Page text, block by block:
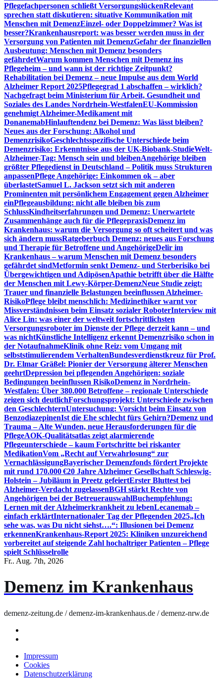
Pflegefachpersonen schließt VersorgungslückenRelevant
sprechen statt diskutieren: situative Kommunikation mit
Menschen mit DemenzEinzel- oder Doppelzimmer? Was ist
besser?Krankenhausreport: was besser werden muss in der
Versorgung von Patienten mit DemenzGefahr der finanziellen
Ausbeutung: Menschen mit Demenz besonders
gefährdetWarum kommen Menschen mit Demenz ins
Pflegeheim – und wann ist der richtige Zeitpunkt?
Rehabilitation bei Demenz – neue Impulse aus dem World
Alzheimer Report 2025Pflegegrad 1 abschaffen – wirklich?
Nachgefragt beim Ministerium für Arbeit, Gesundheit und
Soziales des Landes Nordrhein-WestfalenEU-Kommission
genehmigt Alzheimer-Medikament mit
DonanemabHinlauftendenz bei Demenz: Was lässt bleiben?
Neues aus der Forschung: Alkohol und
DemenzrisikoGeschlechtsspezifische Unterschiede beim
Demenzrisiko: Erkenntnisse aus der UK-Biobank-StudieWelt-
Alzheimer-Tag: Mensch sein und bleibenAngehörige bleiben
größter Pflegedienst in Deutschland – Politik muss Strukturen
anpassenPflege Angehörige: Einkommen ok – aber
überlastetSamuel L. Jackson setzt sich mit anderen
Prominenten mit persönlichem Engagement gegen Alzheimer
einPflegeausbildung: nicht alle bleiben bis zum
SchlussKindheitserfahrungen und Demenz: Unerwartete
Zusammenhänge auch für die PflegepraxisDemenz im
Krankenhaus: warum die Versorgung so oft scheitert und was
sich ändern mussRatgeberbuch Demenz: neues aus Forschung
und Therapie für Betroffene und AngehörigeDelir im
Krankenhaus – warum Menschen mit Demenz besonders
gefährdet sindMetformin senkt Demenz- und Sterberisiko bei
Übergewichtigen und AdipösenApathie betrifft über die Hälfte
der Menschen mit Lewy-Körper-DemenzNeue Studie zeigt:
Trauer und finanzielle Belastungen beeinflussen Alzheimer-
RisikoPflege bleibt menschlich: Medizinethiker warnt vor
Missverständnissen beim Einsatz sozialer RoboterInterview mit
Alice Lin: was einer der weltweit fortschrittlichsten
Versorgungsroboter im Dienste der Pflege derzeit kann – und
was nichtKünstliche Intelligenz erkennt Demenzrisiko schon in
der NotaufnahmeKlinik ohne Reiz: vom Umgang mit
selbststimulierendem VerhaltenBundesverdienstkreuz für Prof.
Dr. Elmar Gräßel: Pionier der Versorgung älterer Menschen
geehrtDepression bei pflegenden Angehörigen: soziale
Bedingungen beeinflussen RisikoDemenz in Nordrhein-
Westfalen: Über 380.000 Betroffene – regionale Unterschiede
zeigen sich deutlichForschungsprojekt: Unterschiede zwischen
den GeschlechternUntersuchung: Vorsicht beim Einsatz von
BenzodiazepinenIst die Ehe schlecht fürs Gehirn?Demenz und
Trauma – Alte Wunden, neue Herausforderungen für die
PflegeAOK-Qualitätsatlas zeigt alarmierende
Pflegeunterschiede – kaum Fortschritte bei riskanter
MedikationVom „Recht auf Verwahrlosung“ zur
VernachlässigungBayerischer Demenzfonds fördert Projekte
mit rund 170.000 €20 Jahre Alzheimer Gesellschaft Schleswig-
Holstein – Jubiläum in Preetz gefeiertErster Bluttest bei
Alzheimer-Verdacht zugelassenBGH stärkt Rechte von
Angehörigen bei der BetreuerauswahlBuchempfehlung:
Lernen mit der Alzheimerkrankheit zu lebenLecanemab –
einfach erklärtInternationaler Tag der Pflegenden 2025„Ich
sehe was, was Du nicht siehst….“: Illusionen bei Demenz
erkennenKrankenhaus-Report 2025: Kliniken unzureichend
vorbereitet auf steigende Zahl hochaltriger Patienten – Pflege
spielt Schlüsselrolle
Fr.. Aug. 7th, 2026
Demenz im Krankenhaus
demenz-zeitung.de / demenz-im-krankenhaus.de / demenz-nrw.de
Impressum
Cookies
Datenschutzerklärung